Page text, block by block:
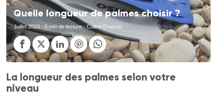
Quelle longueur de palmes choisir ?
Juillet 2023 - 5 min de lecture - Coline Grasset
La longueur des palmes selon votre
niveau